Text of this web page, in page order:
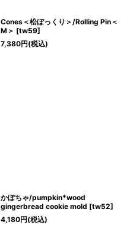
Cones＜松ぼっくり＞/Rolling Pin＜
M＞ [tw59]
7,380円(税込)
かぼちゃ/pumpkin*wood
gingerbread cookie mold [tw52]
4,180円(税込)